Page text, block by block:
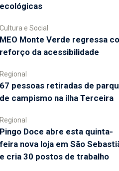
ecológicas
Cultura e Social
MEO Monte Verde regressa
reforço da acessibilidade
Regional
67 pessoas retiradas de
de campismo na ilha Terceira
Regional
Pingo Doce abre esta quinta-
feira nova loja em São
e cria 30 postos de trabalho